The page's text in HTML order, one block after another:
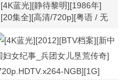
[4K蓝光][静待黎明][1986年]
[20集全][高清/720p][粤语 / 无
[刘青云 / 陈敏儿 / 曾华倩 / 欧
阳佩珊 / 高雄 / 廖伟雄][MKV]